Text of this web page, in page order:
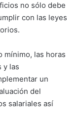
no sólo debe
con las leyes
mínimo, las horas
y las
un
del
salariales así